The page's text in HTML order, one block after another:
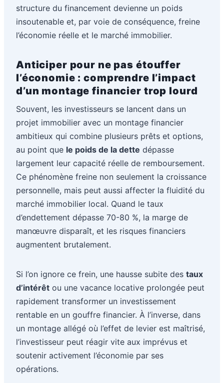
structure du financement devienne un poids
insoutenable et, par voie de conséquence, freine
l’économie réelle et le marché immobilier.
Anticiper pour ne pas étouffer
l’économie : comprendre l’impact
d’un montage financier trop lourd
Souvent, les investisseurs se lancent dans un
projet immobilier avec un montage financier
ambitieux qui combine plusieurs prêts et options,
au point que le poids de la dette dépasse
largement leur capacité réelle de remboursement.
Ce phénomène freine non seulement la croissance
personnelle, mais peut aussi affecter la fluidité du
marché immobilier local. Quand le taux
d’endettement dépasse 70-80 %, la marge de
manœuvre disparaît, et les risques financiers
augmentent brutalement.
Si l’on ignore ce frein, une hausse subite des taux
d’intérêt ou une vacance locative prolongée peut
rapidement transformer un investissement
rentable en un gouffre financier. À l’inverse, dans
un montage allégé où l’effet de levier est maîtrisé,
l’investisseur peut réagir vite aux imprévus et
soutenir activement l’économie par ses
opérations.